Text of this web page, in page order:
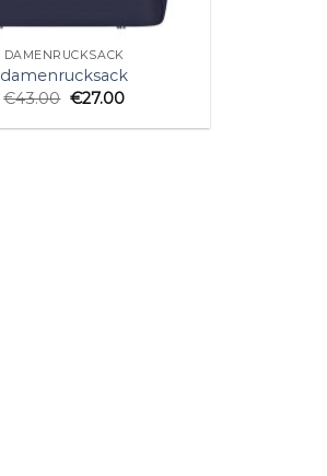
DAMENRUCKSACK
damenrucksack
€43.00 €27.00